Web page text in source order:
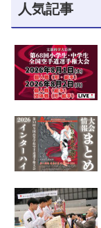
人気記事